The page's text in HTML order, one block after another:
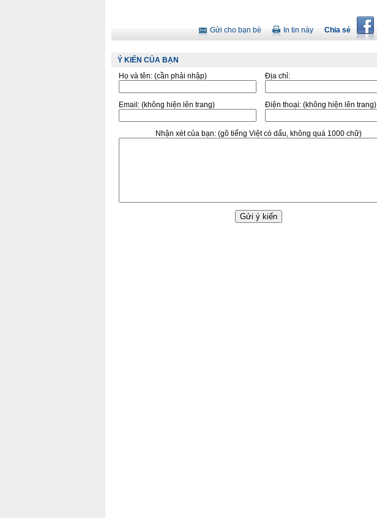
Chia sẻ
In tin này
Gửi cho bạn bè
Ý KIẾN CỦA BẠN
Họ và tên: (cần phải nhập) Địa chỉ:
Email: (không hiện lên trang) Điện thoại: (không hiện lên trang)
Nhận xét của bạn: (gõ tiếng Việt có dấu, không quá 1000 chữ)